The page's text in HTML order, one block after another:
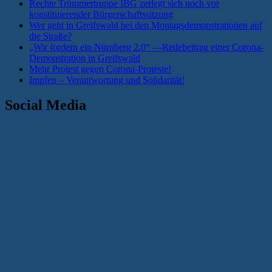
Rechte Trümmertruppe IBG zerlegt sich noch vor
konstituierender Bürgerschaftssitzung
Wer geht in Greifswald bei den Montagsdemonstrationen auf
die Straße?
„Wir fordern ein Nürnberg 2.0“ —Redebeitrag einer Corona-
Demonstration in Greifswald
Mehr Protest gegen Corona-Proteste!
Impfen – Verantwortung und Solidarität!
Social Media